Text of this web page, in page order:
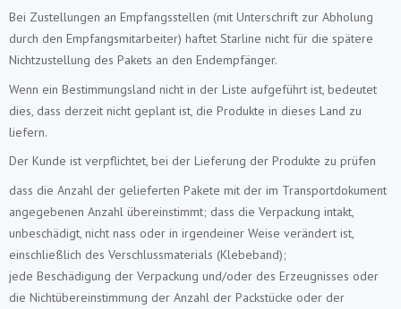
Bei Zustellungen an Empfangsstellen (mit Unterschrift zur Abholung
durch den Empfangsmitarbeiter) haftet Starline nicht für die spätere
Nichtzustellung des Pakets an den Endempfänger.
Wenn ein Bestimmungsland nicht in der Liste aufgeführt ist, bedeutet
dies, dass derzeit nicht geplant ist, die Produkte in dieses Land zu
liefern.
Der Kunde ist verpflichtet, bei der Lieferung der Produkte zu prüfen
dass die Anzahl der gelieferten Pakete mit der im Transportdokument
angegebenen Anzahl übereinstimmt; dass die Verpackung intakt,
unbeschädigt, nicht nass oder in irgendeiner Weise verändert ist,
einschließlich des Verschlussmaterials (Klebeband);
jede Beschädigung der Verpackung und/oder des Erzeugnisses oder
die Nichtübereinstimmung der Anzahl der Packstücke oder der